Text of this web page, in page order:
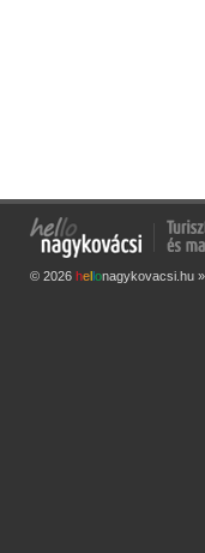
© 2026 he onagykovacsi.hu